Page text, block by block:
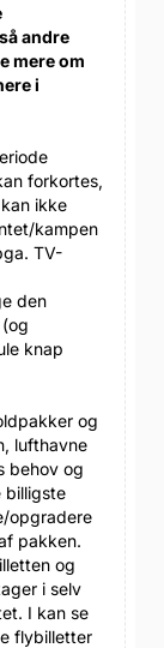
andre
mere om
i
forkortes,
ikke
kampen
TV-
den
knap
og
lufthavne
behov og
billigste
opgradere
pakken.
og
i selv
I kan se
flybilletter